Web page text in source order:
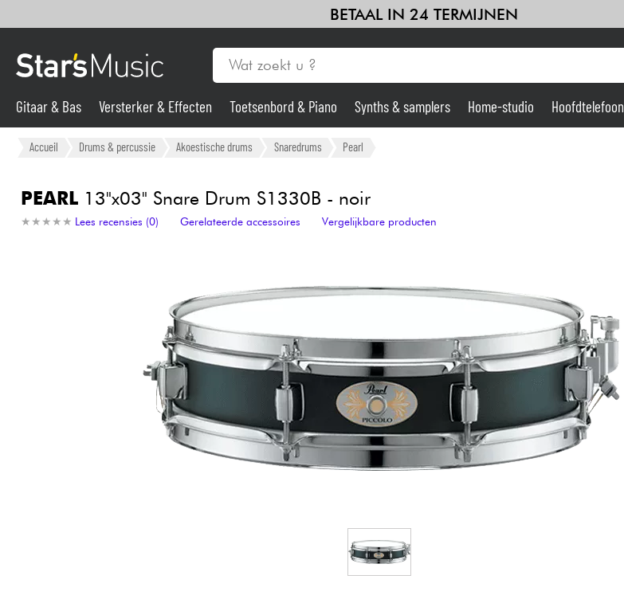
BETAAL IN 24 TERMIJNEN
Gitaar & Bas
Synths & samplers
Viool & Quatuor
Sets
Bekijk onze merken
Gitaar & Bas Versterker & Effecten Toetsenbord & Piano Synths & samplers Home-studio Hoofdtelefoon
Accueil Drums & percussie Akoestische drums Snaredrums Pearl
PEARL13"x03" Snare Drum S1330B - noir
★ ★ ★ ★ ★
★ ★ ★ ★ ★ Lees recensies (0) Gerelateerde accessoires Vergelijkbare producten